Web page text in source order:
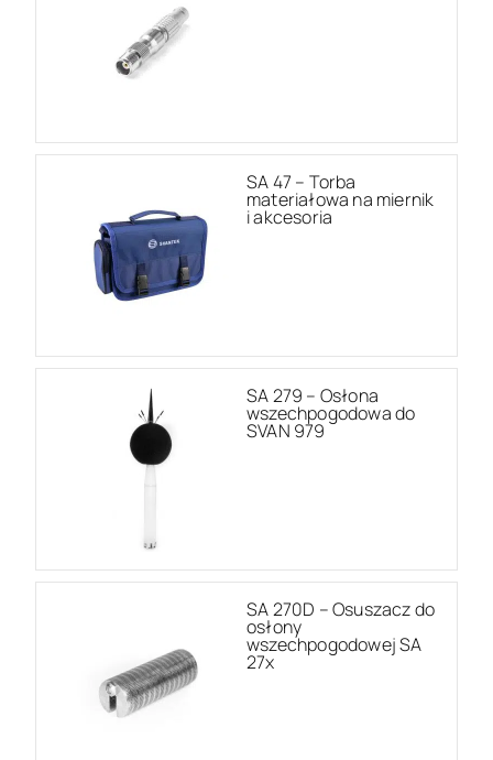
SA 47 – Torba
materiałowa na miernik
i akcesoria
SA 279 – Osłona
wszechpogodowa do
SVAN 979
SA 270D – Osuszacz do
osłony
wszechpogodowej SA
27x